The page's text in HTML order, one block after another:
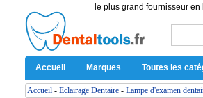
le plus grand fournisseur
Accueil Marques Toutes les
Accueil - Eclairage Dentaire - Lampe d'examen